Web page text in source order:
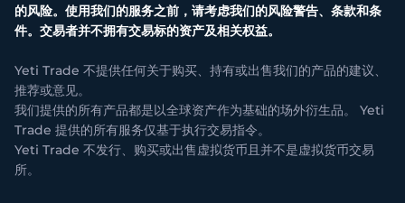
的风险。使用我们的服务之前，请考虑我们的风险警告、条款和条
件。交易者并不拥有交易标的资产及相关权益。
Yeti Trade 不提供任何关于购买、持有或出售我们的产品的建议、
推荐或意见。
我们提供的所有产品都是以全球资产作为基础的场外衍生品。 Yeti
Trade 提供的所有服务仅基于执行交易指令。
Yeti Trade 不发行、购买或出售虚拟货币且并不是虚拟货币交易
所。